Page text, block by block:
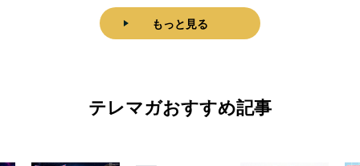
もっと見る
テレマガおすすめ記事